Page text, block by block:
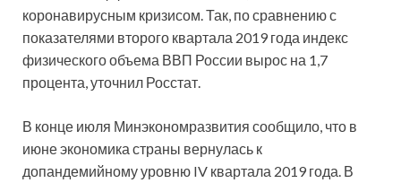
коронавирусным кризисом. Так, по сравнению с
показателями второго квартала 2019 года индекс
физического объема ВВП России вырос на 1,7
процента, уточнил Росстат.
В конце июля Минэкономразвития сообщило, что в
июне экономика страны вернулась к
допандемийному уровню IV квартала 2019 года. В